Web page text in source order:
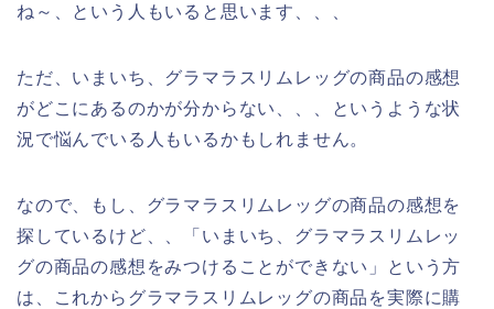
ね～、という人もいると思います、、、
ただ、いまいち、グラマラスリムレッグの商品の感想
がどこにあるのかが分からない、、、というような状
況で悩んでいる人もいるかもしれません。
なので、もし、グラマラスリムレッグの商品の感想を
探しているけど、、「いまいち、グラマラスリムレッ
グの商品の感想をみつけることができない」という方
は、これからグラマラスリムレッグの商品を実際に購